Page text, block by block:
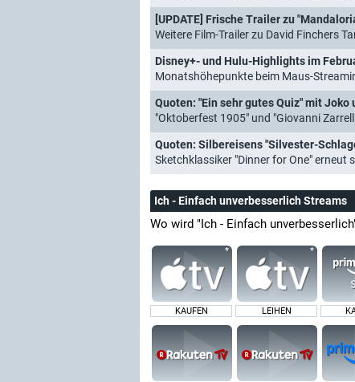
[UPDATE] Frische Trailer zu
Weitere Film-Trailer zu David Finchers
Disney+- und Hulu-Highlights im
Monatshöhepunkte beim Maus-
Quoten: "Ein sehr gutes Quiz" mit
"Oktoberfest 1905" und "Giovanni
Quoten: Silbereisens "Silvester-
Sketchklassiker "Dinner for One" erneut
Ich - Einfach unverbesserlich Streams
Wo wird "Ich - Einfach
KAUFEN LEIHEN